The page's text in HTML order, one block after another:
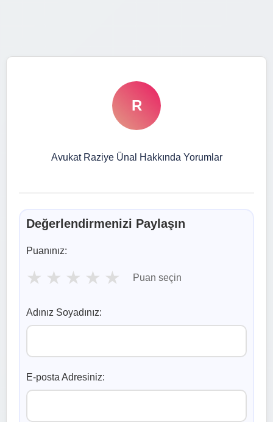
R
Avukat Raziye Ünal Hakkında Yorumlar
Değerlendirmenizi Paylaşın
Puanınız:
★ ★ ★ ★ ★ Puan seçin
Adınız Soyadınız:
E-posta Adresiniz: